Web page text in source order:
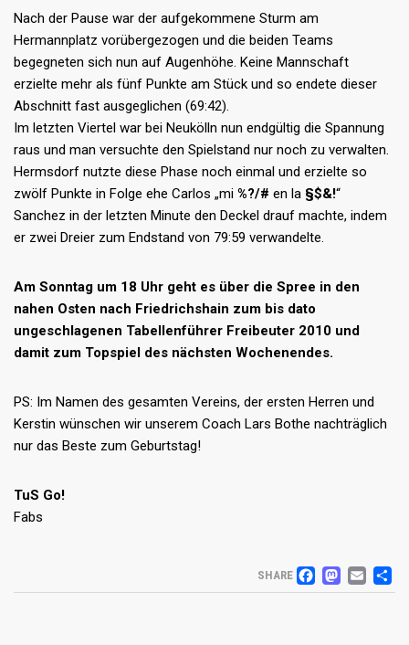
Nach der Pause war der aufgekommene Sturm am
Hermannplatz vorübergezogen und die beiden Teams
begegneten sich nun auf Augenhöhe. Keine Mannschaft
erzielte mehr als fünf Punkte am Stück und so endete dieser
Abschnitt fast ausgeglichen (69:42).
Im letzten Viertel war bei Neukölln nun endgültig die Spannung
raus und man versuchte den Spielstand nur noch zu verwalten.
Hermsdorf nutzte diese Phase noch einmal und erzielte so
zwölf Punkte in Folge ehe Carlos „mi %?/# en la §$&!“
Sanchez in der letzten Minute den Deckel drauf machte, indem
er zwei Dreier zum Endstand von 79:59 verwandelte.
Am Sonntag um 18 Uhr geht es über die Spree in den
nahen Osten nach Friedrichshain zum bis dato
ungeschlagenen Tabellenführer Freibeuter 2010 und
damit zum Topspiel des nächsten Wochenendes.
PS: Im Namen des gesamten Vereins, der ersten Herren und
Kerstin wünschen wir unserem Coach Lars Bothe nachträglich
nur das Beste zum Geburtstag!
TuS Go!
Fabs
SHARE